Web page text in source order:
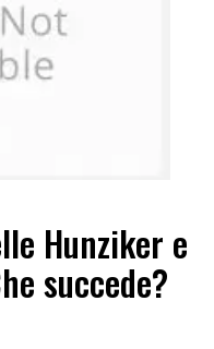
Hunziker e
succede?